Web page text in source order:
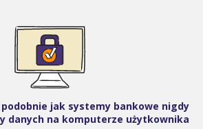
podobnie jak systemy bankowe nigdy
danych na komputerze użytkownika